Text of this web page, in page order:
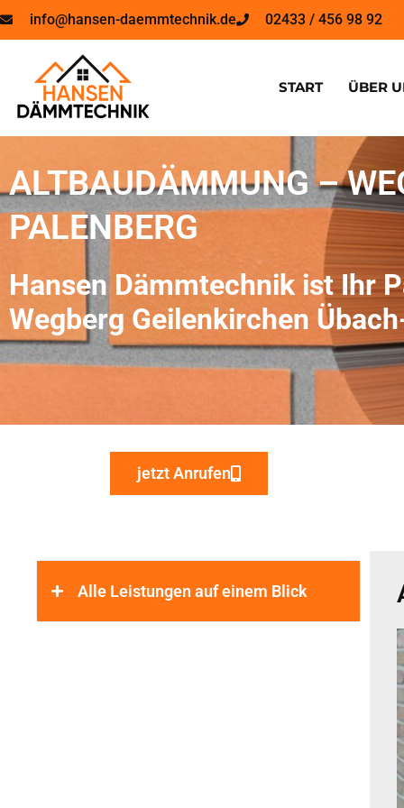
info@hansen-daemmtechnik.de 02433 / 456 98 92
START ÜBER
ALTBAUDÄMMUNG –
PALENBERG
Hansen Dämmtechnik ist Ihr
Wegberg Geilenkirchen
jetzt Anrufen
Alle Leistungen auf einem Blick